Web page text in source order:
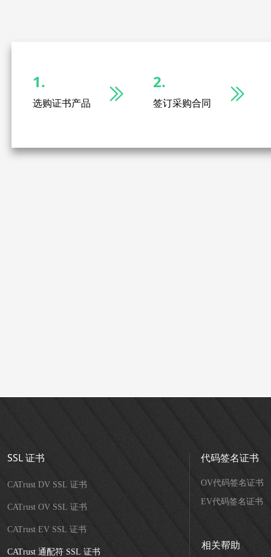
1.
选购证书产品
2.
签订采购合同
ꅀ ꅀ
SSL 证书
CATrust DV SSL 证书
CATrust OV SSL 证书
CATrust EV SSL 证书
CATrust 通配符 SSL 证书
OV代码签名证书
EV代码签名证书
代码签名证书
相关帮助